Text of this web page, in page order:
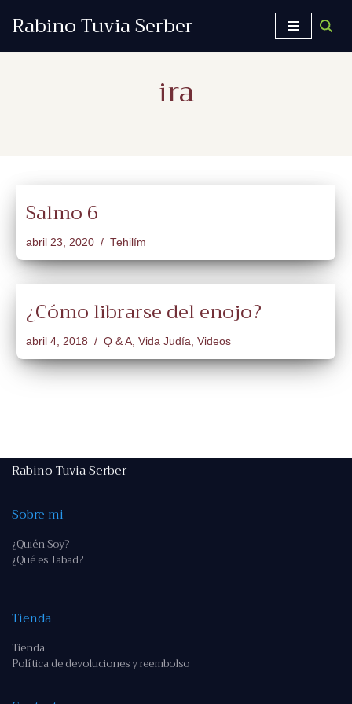
Rabino Tuvia Serber
ira
Salmo 6
abril 23, 2020 Tehilím
¿Cómo librarse del enojo?
abril 4, 2018 Q & A, Vida Judía, Videos
Rabino Tuvia Serber
Sobre mi
¿Quién Soy?
¿Qué es Jabad?
Tienda
Tienda
Política de devoluciones y reembolso